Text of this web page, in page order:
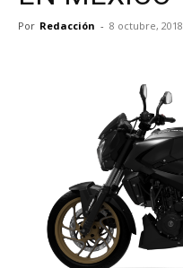
Por Redacción - 8 octubre, 2018